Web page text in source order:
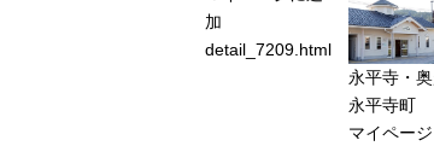
加
detail_7209.html
永平寺・
永平寺町
マイペー